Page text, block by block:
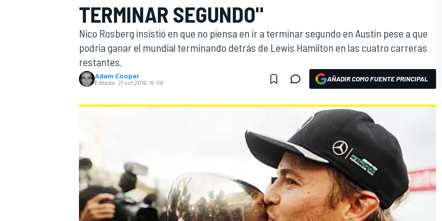
WEC FÓRMULA E
TERMINAR SEGUNDO"
Nico Rosberg insistió en que no piensa en ir a terminar segundo en Austin pese a que
podría ganar el mundial terminando detrás de Lewis Hamilton en las cuatro carreras
restantes.
Adam Cooper
Editado: 21 oct 2016, 15:08 AÑADIR COMO FUENTE PRINCIPAL